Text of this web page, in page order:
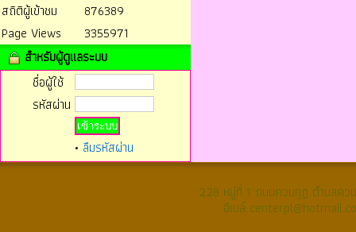
สถิติผู้เข้าชม
876389
Page Views
3355971
สำหรับผู้ดูแลระบบ
ชื่อผู้ใช้
รหัสผ่าน
• ลืมรหัสผ่าน
228 หมู่ที่ 1 ถนนควนกุฏ ตำบลค
อีเมล์